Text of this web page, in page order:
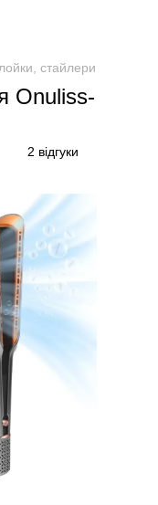
стайлери
Onuliss-
2 відгуки